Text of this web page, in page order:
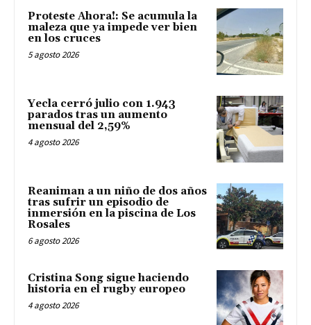
Proteste Ahora!: Se acumula la
maleza que ya impede ver bien
en los cruces
5 agosto 2026
Yecla cerró julio con 1.943
parados tras un aumento
mensual del 2,59%
4 agosto 2026
Reaniman a un niño de dos años
tras sufrir un episodio de
inmersión en la piscina de Los
Rosales
6 agosto 2026
Cristina Song sigue haciendo
historia en el rugby europeo
4 agosto 2026